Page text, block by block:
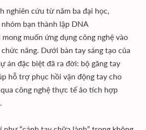
nghiên cứu từ năm ba đại học,
nhóm bạn thành lập DNA
muốn ứng dụng công nghệ vào
năng. Dưới bàn tay sáng tạo của
án đặc biệt đã ra đời: bộ găng tay
hỗ trợ phục hồi vận động tay cho
công nghệ thực tế ảo tích hợp